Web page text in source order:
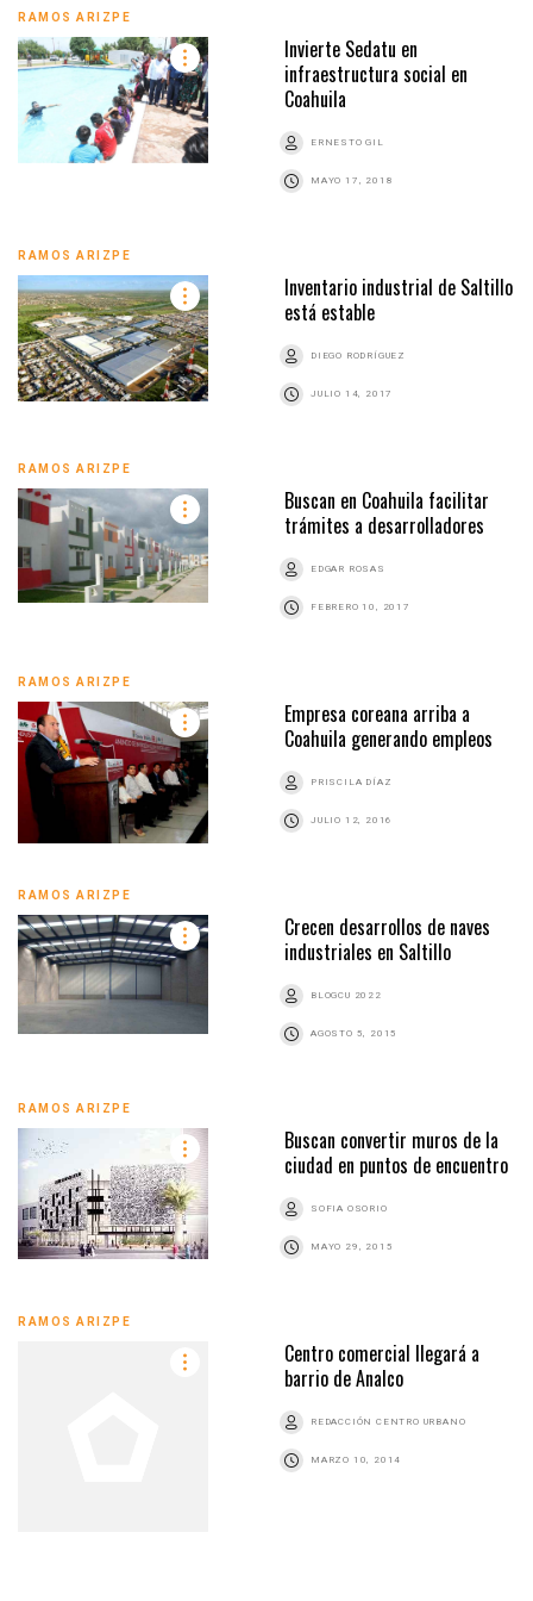
RAMOS ARIZPE
Invierte Sedatu en
infraestructura social en
Coahuila
ERNESTO GIL
MAYO 17, 2018
RAMOS ARIZPE
Inventario industrial de Saltillo
está estable
DIEGO RODRÍGUEZ
JULIO 14, 2017
RAMOS ARIZPE
Buscan en Coahuila facilitar
trámites a desarrolladores
EDGAR ROSAS
FEBRERO 10, 2017
RAMOS ARIZPE
Empresa coreana arriba a
Coahuila generando empleos
PRISCILA DÍAZ
JULIO 12, 2016
RAMOS ARIZPE
Crecen desarrollos de naves
industriales en Saltillo
BLOGCU 2022
AGOSTO 5, 2015
RAMOS ARIZPE
Buscan convertir muros de la
ciudad en puntos de encuentro
SOFIA OSORIO
MAYO 29, 2015
RAMOS ARIZPE
Centro comercial llegará a
barrio de Analco
REDACCIÓN CENTRO URBANO
MARZO 10, 2014